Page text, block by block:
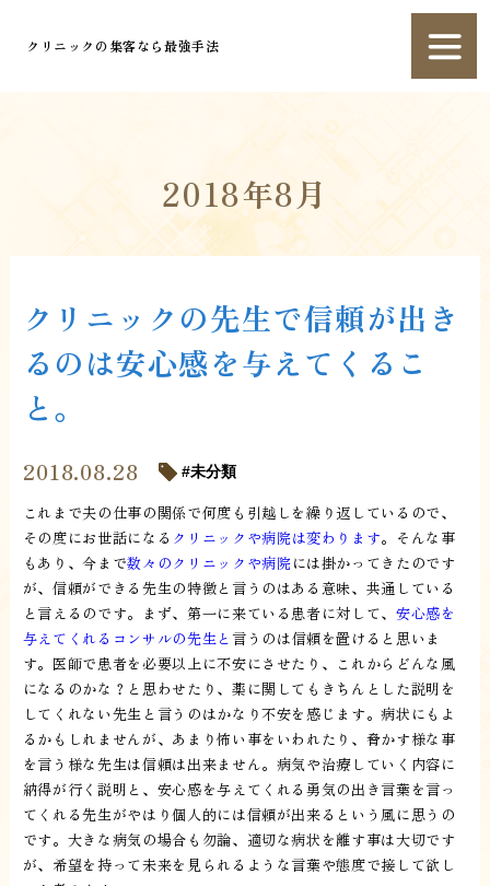
クリニックの集客なら最強手法
2018年8月
クリニックの先生で信頼が出き
るのは安心感を与えてくるこ
と。
2018.08.28 未分類
これまで夫の仕事の関係で何度も引越しを繰り返しているので、
その度にお世話になる クリニックや病院は変わります。そんな事
もあり、今まで数々のクリニックや病院 には掛かってきたのです
が、信頼ができる先生の特徴と言うのはある意味、共通している
と言えるのです。まず、第一に来ている患者に対して、安心感を
与えてくれるコンサルの先生と言うのは信頼を置けると思いま
す。医師で患者を必要以上に不安にさせたり、これからどんな風
になるのかな？と思わせたり、薬に関してもきちんとした説明を
してくれない先生と言うのはかなり不安を感じます。病状にもよ
るかもしれませんが、あまり怖い事をいわれたり、脅かす様な事
を言う様な先生は信頼は出来ません。病気や治療していく内容に
納得が行く説明と、安心感を与えてくれる勇気の出き言葉を言っ
てくれる先生がやはり個人的には信頼が出来るという風に思うの
です。大きな病気の場合も勿論、適切な病状を離す事は大切です
が、希望を持って未来を見られるような言葉や態度で接して欲し